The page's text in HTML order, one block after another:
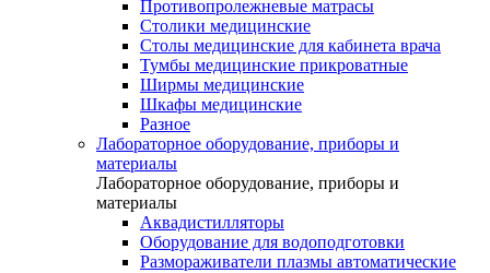
Противопролежневые матрасы
Столики медицинские
Столы медицинские для кабинета врача
Тумбы медицинские прикроватные
Ширмы медицинские
Шкафы медицинские
Разное
Лабораторное оборудование, приборы и
материалы
Лабораторное оборудование, приборы и
материалы
Аквадистилляторы
Оборудование для водоподготовки
Размораживатели плазмы автоматические